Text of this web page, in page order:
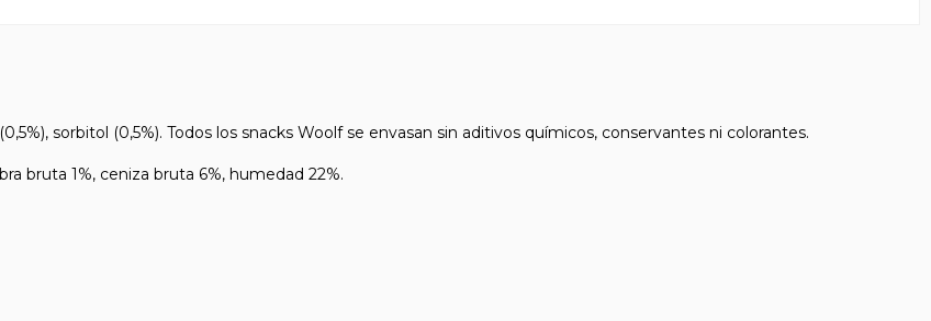
sorbitol (0,5%). Todos los snacks Woolf se envasan sin aditivos químicos, conservantes ni colorantes.
bruta 1%, ceniza bruta 6%, humedad 22%.